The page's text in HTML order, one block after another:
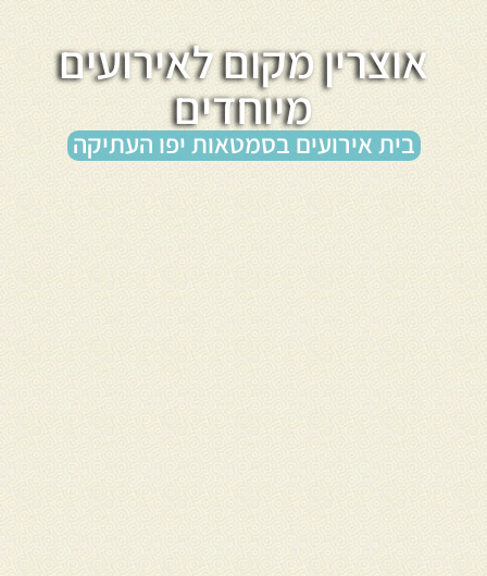
אוצרין מקום לאירועים
מיוחדים
בית אירועים בסמטאות יפו העתיקה